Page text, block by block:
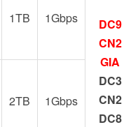
1TB 1Gbps
DC9
CN2
GIA
DC3
CN2
DC8
2TB 1Gbps